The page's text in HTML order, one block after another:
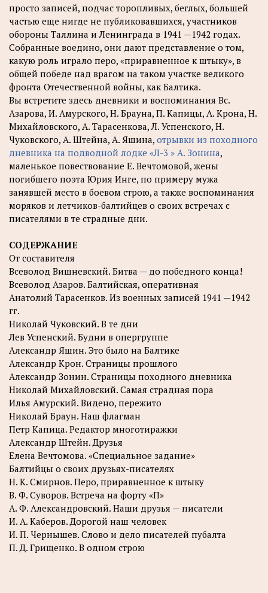
просто записей, подчас торопливых, беглых, большей
частью еще нигде не публиковавшихся, участников
обороны Таллина и Ленинграда в 1941 —1942 годах.
Собранные воедино, они дают представление о том,
какую роль играло перо, «приравненное к штыку», в
общей победе над врагом на таком участке великого
фронта Отечественной войны, как Балтика.
Вы встретите здесь дневники и воспоминания Вс.
Азарова, И. Амурского, Н. Брауна, П. Капицы, А. Крона, Н.
Михайловского, А. Тарасенкова, Л. Успенского, Н.
Чуковского, А. Штейна, А. Яшина, отрывки из походного
дневника на подводной лодке «Л-3 » А. Зонина,
маленькое повествование Е. Вечтомовой, жены
погибшего поэта Юрия Инге, по примеру мужа
занявшей место в боевом строю, а также воспоминания
моряков и летчиков-балтийцев о своих встречах с
писателями в те страдные дни.
СОДЕРЖАНИЕ
От составителя
Всеволод Вишневский. Битва — до победного конца!
Всеволод Азаров. Балтийская, оперативная
Анатолий Тарасенков. Из военных записей 1941 —1942
гг.
Николай Чуковский. В те дни
Лев Успенский. Будни в опергруппе
Александр Яшин. Это было на Балтике
Александр Крон. Страницы прошлого
Александр Зонин. Страницы походного дневника
Николай Михайловский. Самая страдная пора
Илья Амурский. Видено, пережито
Николай Браун. Наш флагман
Петр Капица. Редактор многотиражки
Александр Штейн. Друзья
Елена Вечтомова. «Специальное задание»
Балтийцы о своих друзьях-писателях
Н. К. Смирнов. Перо, приравненное к штыку
В. Ф. Суворов. Встреча на форту «П»
А. Ф. Александровский. Наши друзья — писатели
И. А. Каберов. Дорогой наш человек
И. П. Чернышев. Слово и дело писателей пубалта
П. Д. Грищенко. В одном строю